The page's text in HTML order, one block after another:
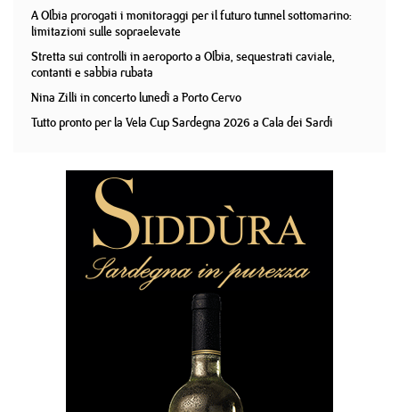
A Olbia prorogati i monitoraggi per il futuro tunnel sottomarino:
limitazioni sulle sopraelevate
Stretta sui controlli in aeroporto a Olbia, sequestrati caviale,
contanti e sabbia rubata
Nina Zilli in concerto lunedì a Porto Cervo
Tutto pronto per la Vela Cup Sardegna 2026 a Cala dei Sardi